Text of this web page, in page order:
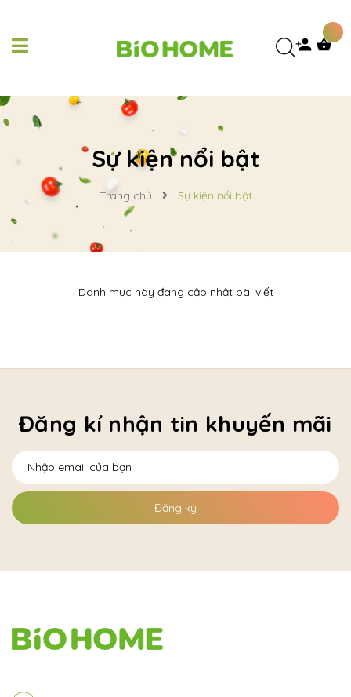
Sự kiện nổi bật
Trang chủ Sự kiện nổi bật
Danh mục này đang cập nhật bài viết
Đăng kí nhận tin khuyến mãi
Đăng ký